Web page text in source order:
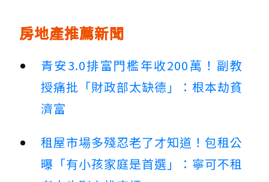
房地產推薦新聞
青安3.0排富門檻年收200萬！副教
授痛批「財政部太缺德」：根本劫貧
濟富
租屋市場多殘忍老了才知道！包租公
曝「有小孩家庭是首選」：寧可不租